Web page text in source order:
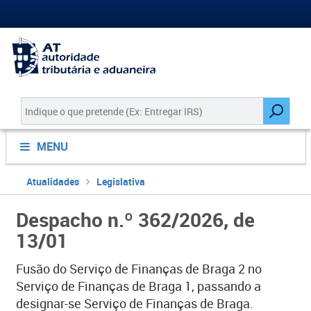
MENU
Atualidades Legislativa
Despacho n.º 362/2026, de
13/01
Fusão do Serviço de Finanças de Braga 2 no
Serviço de Finanças de Braga 1, passando a
designar-se Serviço de Finanças de Braga.